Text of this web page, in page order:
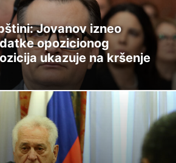
Jovanov izneo
opozicionog
ukazuje na kršenje